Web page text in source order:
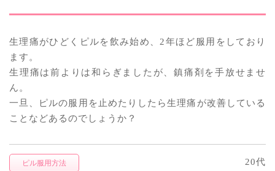
生理痛がひどくピルを飲み始め、2年ほど服用をしており
ます。
生理痛は前よりは和らぎましたが、鎮痛剤を手放せませ
ん。
一旦、ピルの服用を止めたりしたら生理痛が改善している
ことなどあるのでしょうか？
ピル服用方法 20代